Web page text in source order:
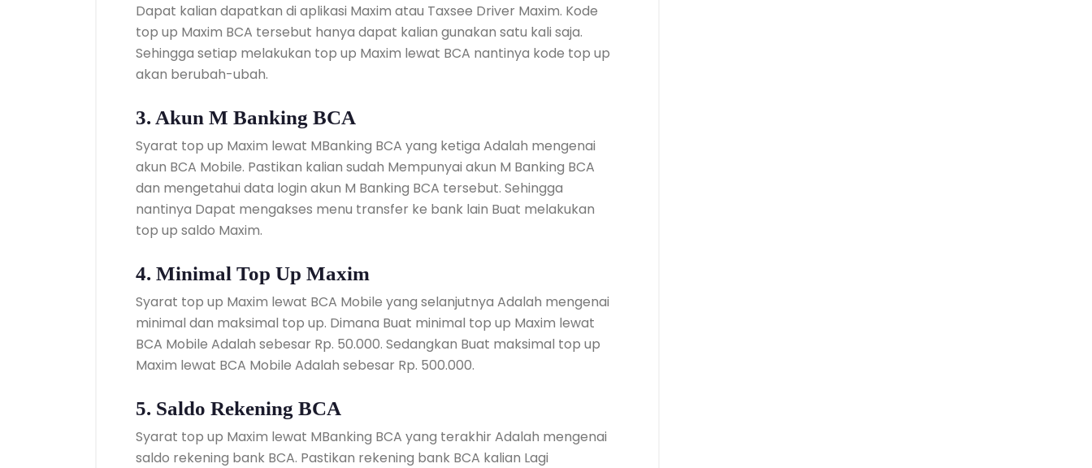
Dapat kalian dapatkan di aplikasi Maxim atau Taxsee Driver Maxim. Kode
top up Maxim BCA tersebut hanya dapat kalian gunakan satu kali saja.
Sehingga setiap melakukan top up Maxim lewat BCA nantinya kode top up
akan berubah-ubah.
3. Akun M Banking BCA
Syarat top up Maxim lewat MBanking BCA yang ketiga Adalah mengenai
akun BCA Mobile. Pastikan kalian sudah Mempunyai akun M Banking BCA
dan mengetahui data login akun M Banking BCA tersebut. Sehingga
nantinya Dapat mengakses menu transfer ke bank lain Buat melakukan
top up saldo Maxim.
4. Minimal Top Up Maxim
Syarat top up Maxim lewat BCA Mobile yang selanjutnya Adalah mengenai
minimal dan maksimal top up. Dimana Buat minimal top up Maxim lewat
BCA Mobile Adalah sebesar Rp. 50.000. Sedangkan Buat maksimal top up
Maxim lewat BCA Mobile Adalah sebesar Rp. 500.000.
5. Saldo Rekening BCA
Syarat top up Maxim lewat MBanking BCA yang terakhir Adalah mengenai
saldo rekening bank BCA. Pastikan rekening bank BCA kalian Lagi